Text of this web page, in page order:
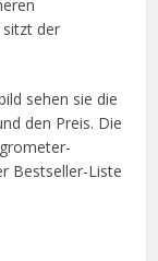
sitzt der
sehen sie die
den Preis. Die
Bestseller-Liste